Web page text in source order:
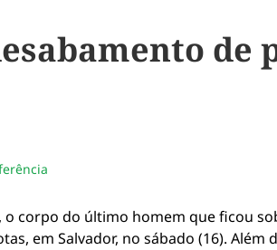
de
corpo do último homem que ficou
em Salvador, no sábado (16). Além